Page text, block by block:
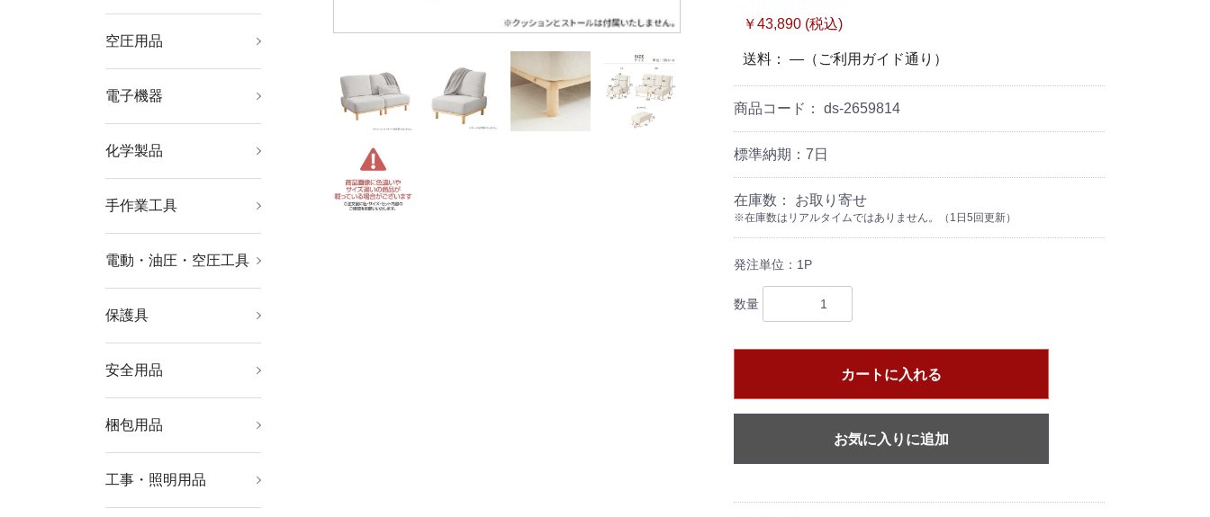
空圧用品 コンプレッサー
空圧・油圧機器
流体継手・チューブ
工業用フィルター
電子機器 はんだ用品
静電気対策用品
電気・電子部品
電設配線部品
化学製品 接着剤・補修剤
化学製品
手作業工具 工具セット
ソケットレンチ
レンチ・スパナ・プー
ドライバー・六角棒レ
プライヤー・ニッパ・
ハサミ・カッター・鋸
電設工具
水道・空調配管用工具
車輌整備用品
グリス関連用品
板金用工具
クランプ・バイス
ハンマー・刻印・ポン
絶縁用品
防爆用品
工具箱
バックパック・ツール
電動・油圧・空圧工具軸受駆動機器
小型加工機械・電熱器
電動工具
油圧工具
空圧工具
ドライバービット
切断用品
研削研磨用品
保護具 保護メガネ・防災面
ヘルメット・軽作業帽
マスク・耳栓
保護服・防護服
作業手袋
安全靴・作業靴
墜落・落下防止用品
作業服
安全用品 安全用品
標識・標示
梱包用品 シート・ロープ
梱包結束用品
テープ用品
工事・照明用品 土木作業・大工用品
塗装・内装用品
溶接用品
管工機材
ポンプ
発電機
コードリール・延長コ
作業灯・照明用品
はしご・脚立
￥43,890 (税込)
送料： ―（ご利用ガイド通り）
商品コード： ds-2659814
標準納期：7日
在庫数： お取り寄せ
※在庫数はリアルタイムではありません。（1日5回更新）
発注単位：1P
数量
カートに入れる
お気に入りに追加